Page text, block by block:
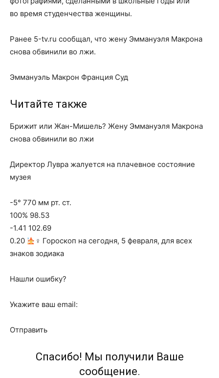
во время студенчества женщины.
Ранее 5-tv.ru сообщал, что жену Эммануэля Макрона
снова обвинили во лжи.
Эммануэль Макрон Франция Суд
Читайте также
Брижит или Жан-Мишель? Жену Эммануэля Макрона
снова обвинили во лжи
Директор Лувра жалуется на плачевное состояние
музея
-5° 770 мм рт. ст.
100% 98.53
-1.41 102.69
0.20
‍♀ Гороскоп на сегодня, 5 февраля, для всех
знаков зодиака
Нашли ошибку?
Укажите ваш email:
Отправить
Спасибо! Мы получили Ваше
сообщение.